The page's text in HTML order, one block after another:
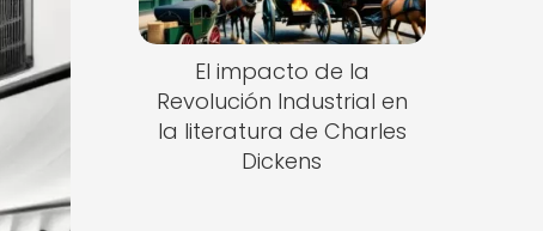
El impacto de la
Revolución Industrial en
la literatura de Charles
Dickens